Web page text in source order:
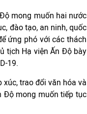
mong muốn hai nước
đào tạo, an ninh, quốc
ứng phó với các thách
tịch Hạ viện Ấn Độ bày
19.
xúc, trao đổi văn hóa và
Độ mong muốn tiếp tục